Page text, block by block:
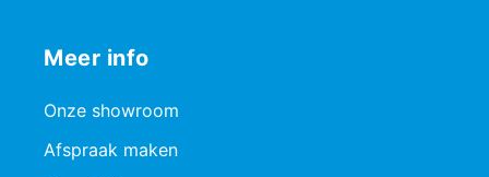
Meer info
Onze showroom
Afspraak maken